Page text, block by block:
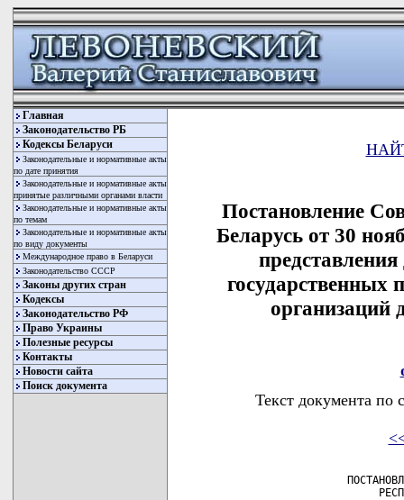
Главная
Законодательство РБ
Кодексы Беларуси
Законодательные и нормативные акты
по дате принятия
Законодательные и нормативные акты
принятые различными органами власти
Законодательные и нормативные акты
по темам
Законодательные и нормативные акты
по виду документы
Международное право в Беларуси
Законодательство СССР
Законы других стран
Кодексы
Законодательство РФ
Право Украины
Полезные ресурсы
Контакты
Новости сайта
Поиск документа
Постановление
Беларусь от 30
государственных
организаций
Текст документа по